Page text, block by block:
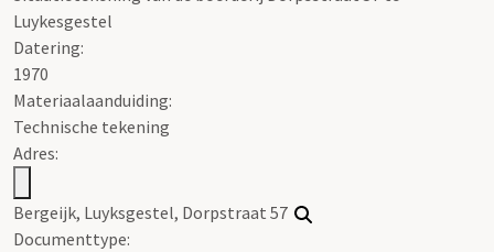
Luykesgestel
Datering:
1970
Materiaalaanduiding:
Technische tekening
Adres:
Bergeijk, Luyksgestel, Dorpstraat 57
Documenttype: